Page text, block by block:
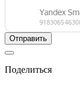
Поделиться